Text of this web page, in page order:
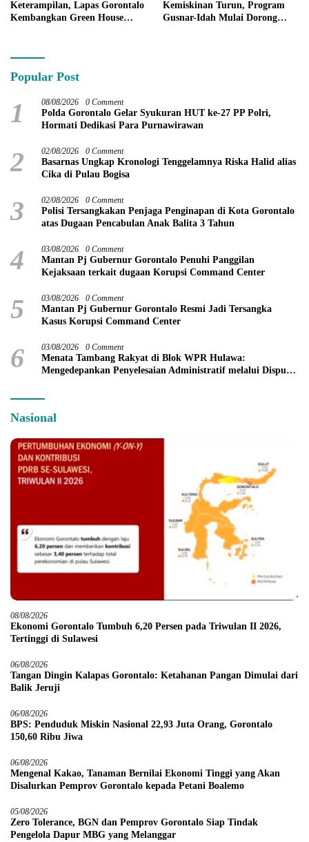
Keterampilan, Lapas Gorontalo
Kembangkan Green House
Kemiskinan Turun, Program
Gusnar-Idah Mulai Dorong
Popular Post
1 08/08/2026 0 Comment
Polda Gorontalo Gelar Syukuran HUT ke-27 PP Polri,
Hormati Dedikasi Para Purnawirawan
2 02/08/2026 0 Comment
Basarnas Ungkap Kronologi Tenggelamnya Riska Halid alias
Cika di Pulau Bogisa
3 02/08/2026 0 Comment
Polisi Tersangkakan Penjaga Penginapan di Kota Gorontalo
atas Dugaan Pencabulan Anak Balita 3 Tahun
4 03/08/2026 0 Comment
Mantan Pj Gubernur Gorontalo Penuhi Panggilan
Kejaksaan terkait dugaan Korupsi Command Center
5 03/08/2026 0 Comment
Mantan Pj Gubernur Gorontalo Resmi Jadi Tersangka
Kasus Korupsi Command Center
6 03/08/2026 0 Comment
Menata Tambang Rakyat di Blok WPR Hulawa:
Mengedepankan Penyelesaian Administratif melalui Dispute
Nasional
08/08/2026
Ekonomi Gorontalo Tumbuh 6,20 Persen pada Triwulan II 2026,
Tertinggi di Sulawesi
06/08/2026
Tangan Dingin Kalapas Gorontalo: Ketahanan Pangan Dimulai dari
Balik Jeruji
06/08/2026
BPS: Penduduk Miskin Nasional 22,93 Juta Orang, Gorontalo
150,60 Ribu Jiwa
06/08/2026
Mengenal Kakao, Tanaman Bernilai Ekonomi Tinggi yang Akan
Disalurkan Pemprov Gorontalo kepada Petani Boalemo
05/08/2026
Zero Tolerance, BGN dan Pemprov Gorontalo Siap Tindak
Pengelola Dapur MBG yang Melanggar